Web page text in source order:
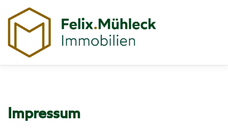
Inhalt
springen
KONTAKT
Impressum